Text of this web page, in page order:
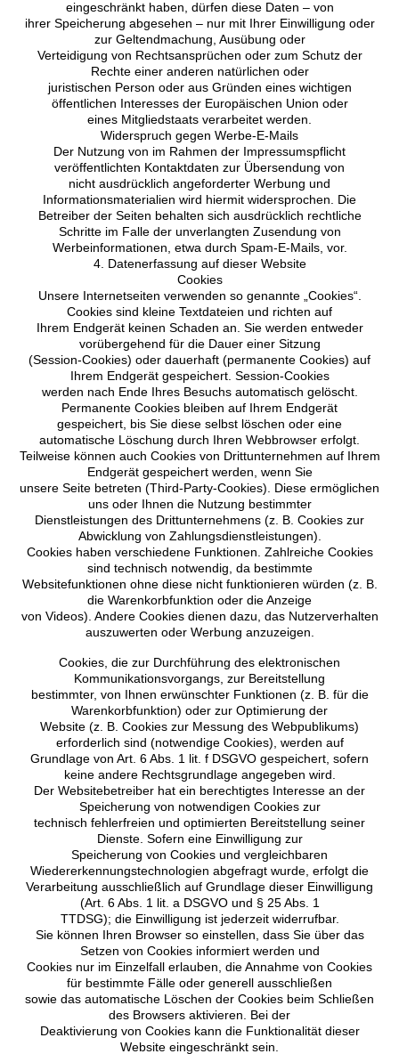
eingeschränkt haben, dürfen diese Daten – von
ihrer Speicherung abgesehen – nur mit Ihrer Einwilligung oder
zur Geltendmachung, Ausübung oder
Verteidigung von Rechtsansprüchen oder zum Schutz der
Rechte einer anderen natürlichen oder
juristischen Person oder aus Gründen eines wichtigen
öffentlichen Interesses der Europäischen Union oder
eines Mitgliedstaats verarbeitet werden.
Widerspruch gegen Werbe-E-Mails
Der Nutzung von im Rahmen der Impressumspflicht
veröffentlichten Kontaktdaten zur Übersendung von
nicht ausdrücklich angeforderter Werbung und
Informationsmaterialien wird hiermit widersprochen. Die
Betreiber der Seiten behalten sich ausdrücklich rechtliche
Schritte im Falle der unverlangten Zusendung von
Werbeinformationen, etwa durch Spam-E-Mails, vor.
4. Datenerfassung auf dieser Website
Cookies
Unsere Internetseiten verwenden so genannte „Cookies“.
Cookies sind kleine Textdateien und richten auf
Ihrem Endgerät keinen Schaden an. Sie werden entweder
vorübergehend für die Dauer einer Sitzung
(Session-Cookies) oder dauerhaft (permanente Cookies) auf
Ihrem Endgerät gespeichert. Session-Cookies
werden nach Ende Ihres Besuchs automatisch gelöscht.
Permanente Cookies bleiben auf Ihrem Endgerät
gespeichert, bis Sie diese selbst löschen oder eine
automatische Löschung durch Ihren Webbrowser erfolgt.
Teilweise können auch Cookies von Drittunternehmen auf Ihrem
Endgerät gespeichert werden, wenn Sie
unsere Seite betreten (Third-Party-Cookies). Diese ermöglichen
uns oder Ihnen die Nutzung bestimmter
Dienstleistungen des Drittunternehmens (z. B. Cookies zur
Abwicklung von Zahlungsdienstleistungen).
Cookies haben verschiedene Funktionen. Zahlreiche Cookies
sind technisch notwendig, da bestimmte
Websitefunktionen ohne diese nicht funktionieren würden (z. B.
die Warenkorbfunktion oder die Anzeige
von Videos). Andere Cookies dienen dazu, das Nutzerverhalten
auszuwerten oder Werbung anzuzeigen.
Cookies, die zur Durchführung des elektronischen
Kommunikationsvorgangs, zur Bereitstellung
bestimmter, von Ihnen erwünschter Funktionen (z. B. für die
Warenkorbfunktion) oder zur Optimierung der
Website (z. B. Cookies zur Messung des Webpublikums)
erforderlich sind (notwendige Cookies), werden auf
Grundlage von Art. 6 Abs. 1 lit. f DSGVO gespeichert, sofern
keine andere Rechtsgrundlage angegeben wird.
Der Websitebetreiber hat ein berechtigtes Interesse an der
Speicherung von notwendigen Cookies zur
technisch fehlerfreien und optimierten Bereitstellung seiner
Dienste. Sofern eine Einwilligung zur
Speicherung von Cookies und vergleichbaren
Wiedererkennungstechnologien abgefragt wurde, erfolgt die
Verarbeitung ausschließlich auf Grundlage dieser Einwilligung
(Art. 6 Abs. 1 lit. a DSGVO und § 25 Abs. 1
TTDSG); die Einwilligung ist jederzeit widerrufbar.
Sie können Ihren Browser so einstellen, dass Sie über das
Setzen von Cookies informiert werden und
Cookies nur im Einzelfall erlauben, die Annahme von Cookies
für bestimmte Fälle oder generell ausschließen
sowie das automatische Löschen der Cookies beim Schließen
des Browsers aktivieren. Bei der
Deaktivierung von Cookies kann die Funktionalität dieser
Website eingeschränkt sein.